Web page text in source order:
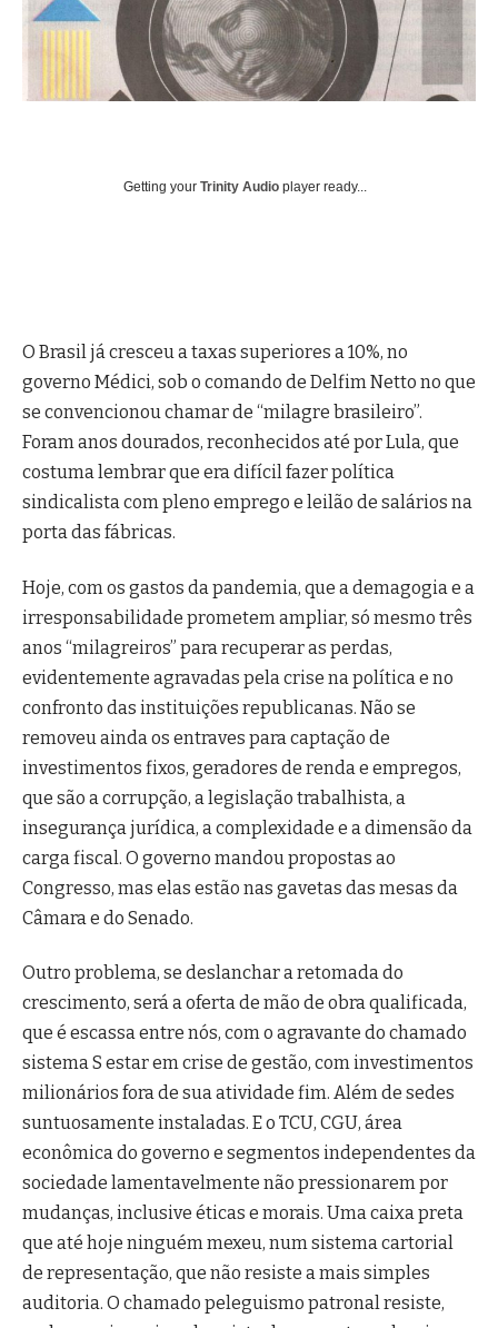
Getting your Trinity Audio player ready...
O Brasil já cresceu a taxas superiores a 10%, no
governo Médici, sob o comando de Delfim Netto no que
se convencionou chamar de “milagre brasileiro”.
Foram anos dourados, reconhecidos até por Lula, que
costuma lembrar que era difícil fazer política
sindicalista com pleno emprego e leilão de salários na
porta das fábricas.
Hoje, com os gastos da pandemia, que a demagogia e a
irresponsabilidade prometem ampliar, só mesmo três
anos “milagreiros” para recuperar as perdas,
evidentemente agravadas pela crise na política e no
confronto das instituições republicanas. Não se
removeu ainda os entraves para captação de
investimentos fixos, geradores de renda e empregos,
que são a corrupção, a legislação trabalhista, a
insegurança jurídica, a complexidade e a dimensão da
carga fiscal. O governo mandou propostas ao
Congresso, mas elas estão nas gavetas das mesas da
Câmara e do Senado.
Outro problema, se deslanchar a retomada do
crescimento, será a oferta de mão de obra qualificada,
que é escassa entre nós, com o agravante do chamado
sistema S estar em crise de gestão, com investimentos
milionários fora de sua atividade fim. Além de sedes
suntuosamente instaladas. E o TCU, CGU, área
econômica do governo e segmentos independentes da
sociedade lamentavelmente não pressionarem por
mudanças, inclusive éticas e morais. Uma caixa preta
que até hoje ninguém mexeu, num sistema cartorial
de representação, que não resiste a mais simples
auditoria. O chamado peleguismo patronal resiste,